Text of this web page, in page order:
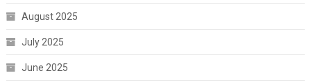
August 2025
July 2025
June 2025